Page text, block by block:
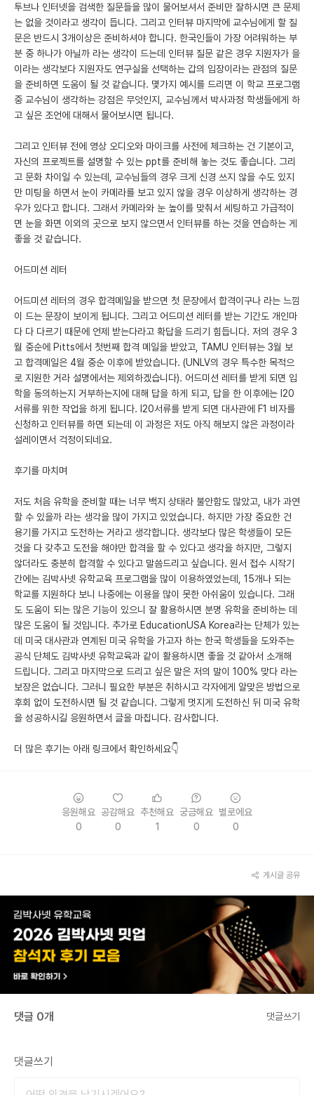
투브나 인터넷을 검색한 질문들을 많이 물어보셔서 준비만 잘하시면 큰 문제
는 없을 것이라고 생각이 듭니다. 그리고 인터뷰 마지막에 교수님에게 할 질
문은 반드시 3개이상은 준비하셔야 합니다. 한국인들이 가장 어려워하는 부
분 중 하나가 아닐까 라는 생각이 드는데 인터뷰 질문 같은 경우 지원자가 을
이라는 생각보다 지원자도 연구실을 선택하는 갑의 입장이라는 관점의 질문
을 준비하면 도움이 될 것 같습니다. 몇가지 예시를 드리면 이 학교 프로그램
중 교수님이 생각하는 강점은 무엇인지, 교수님께서 박사과정 학생들에게 하
고 싶은 조언에 대해서 물어보시면 됩니다.
그리고 인터뷰 전에 영상 오디오와 마이크를 사전에 체크하는 건 기본이고,
자신의 프로젝트를 설명할 수 있는 ppt를 준비해 놓는 것도 좋습니다. 그리
고 문화 차이일 수 있는데, 교수님들의 경우 크게 신경 쓰지 않을 수도 있지
만 미팅을 하면서 눈이 카메라를 보고 있지 않을 경우 이상하게 생각하는 경
우가 있다고 합니다. 그래서 카메라와 눈 높이를 맞춰서 세팅하고 가급적이
면 눈을 화면 이외의 곳으로 보지 않으면서 인터뷰를 하는 것을 연습하는 게
좋을 것 같습니다.
어드미션 레터
어드미션 레터의 경우 합격메일을 받으면 첫 문장에서 합격이구나 라는 느낌
이 드는 문장이 보이게 됩니다. 그리고 어드미션 레터를 받는 기간도 개인마
다 다 다르기 때문에 언제 받는다라고 확답을 드리기 힘듭니다. 저의 경우 3
월 중순에 Pitts에서 첫번째 합격 메일을 받았고, TAMU 인터뷰는 3월 보
고 합격메일은 4월 중순 이후에 받았습니다. (UNLV의 경우 특수한 목적으
로 지원한 거라 설명에서는 제외하겠습니다). 어드미션 레터를 받게 되면 입
학을 동의하는지 거부하는지에 대해 답을 하게 되고, 답을 한 이후에는 I20
서류를 위한 작업을 하게 됩니다. I20서류를 받게 되면 대사관에 F1 비자를
신청하고 인터뷰를 하면 되는데 이 과정은 저도 아직 해보지 않은 과정이라
설레이면서 걱정이되네요.
후기를 마치며
저도 처음 유학을 준비할 때는 너무 백지 상태라 불안함도 많았고, 내가 과연
할 수 있을까 라는 생각을 많이 가지고 있었습니다. 하지만 가장 중요한 건
용기를 가지고 도전하는 거라고 생각합니다. 생각보다 많은 학생들이 모든
것을 다 갖추고 도전을 해야만 합격을 할 수 있다고 생각을 하지만, 그렇지
않더라도 충분히 합격할 수 있다고 말씀드리고 싶습니다. 원서 접수 시작기
간에는 김박사넷 유학교육 프로그램을 많이 이용하였었는데, 15개나 되는
학교를 지원하다 보니 나중에는 이용을 많이 못한 아쉬움이 있습니다. 그래
도 도움이 되는 많은 기능이 있으니 잘 활용하시면 분명 유학을 준비하는 데
많은 도움이 될 것입니다. 추가로 EducationUSA Korea라는 단체가 있는
데 미국 대사관과 연계된 미국 유학을 가고자 하는 한국 학생들을 도와주는
공식 단체도 김박사넷 유학교육과 같이 활용하시면 좋을 것 같아서 소개해
드립니다. 그리고 마지막으로 드리고 싶은 말은 저의 말이 100% 맞다 라는
보장은 없습니다. 그러니 필요한 부분은 취하시고 각자에게 알맞은 방법으로
후회 없이 도전하시면 될 것 같습니다. 그렇게 멋지게 도전하신 뒤 미국 유학
을 성공하시길 응원하면서 글을 마칩니다. 감사합니다.
더 많은 후기는 아래 링크에서 확인하세요👇
응원해요
0
공감해요
0
추천해요
1
궁금해요
0
별로에요
0
게시글 공유
댓글 0개 댓글쓰기
댓글쓰기